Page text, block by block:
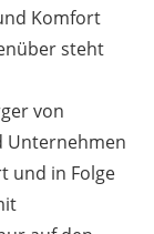
Komfort
steht
von
Unternehmen
und in Folge